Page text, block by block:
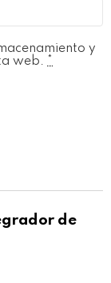
y
web.
de